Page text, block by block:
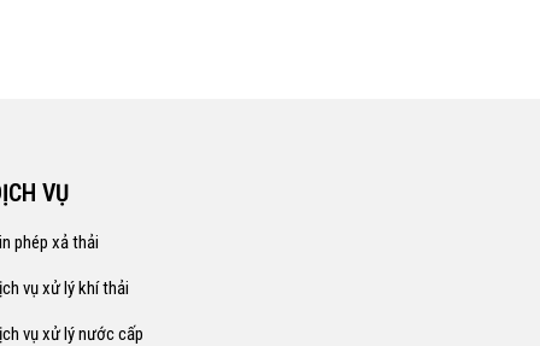
VỤ
phép xả thải
vụ xử lý khí thải
vụ xử lý nước cấp